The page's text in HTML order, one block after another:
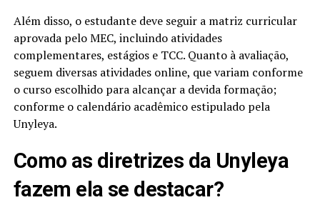
Além disso, o estudante deve seguir a matriz curricular
aprovada pelo MEC, incluindo atividades
complementares, estágios e TCC. Quanto à avaliação,
seguem diversas atividades online, que variam conforme
o curso escolhido para alcançar a devida formação;
conforme o calendário acadêmico estipulado pela
Unyleya.
Como as diretrizes da Unyleya
fazem ela se destacar?